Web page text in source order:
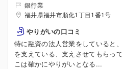
銀行業
福井県福井市順化1丁目1番1号
やりがいの口コミ
特に融資の法人営業をしていると
を支えている、支えさせてもらっ
こは確かにやりがいとなる...